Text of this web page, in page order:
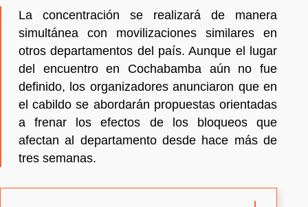
La concentración se realizará de manera
simultánea con movilizaciones similares en
otros departamentos del país. Aunque el lugar
del encuentro en Cochabamba aún no fue
definido, los organizadores anunciaron que en
el cabildo se abordarán propuestas orientadas
a frenar los efectos de los bloqueos que
afectan al departamento desde hace más de
tres semanas.